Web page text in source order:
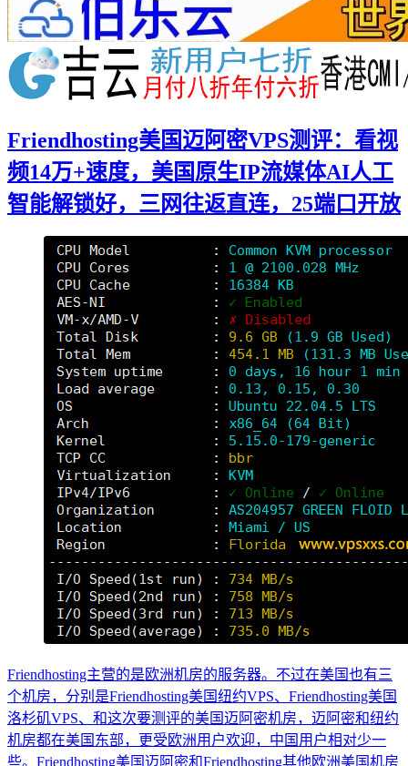
Friendhosting美国迈阿密VPS测评：看视
频14万+速度，美国原生IP流媒体AI人工
智能解锁好，三网往返直连，25端口开放
Friendhosting主营的是欧洲机房的服务器。不过在美国也有三
个机房，分别是Friendhosting美国纽约VPS、Friendhosting美国
洛杉矶VPS、和这次要测评的美国迈阿密机房，迈阿密和纽约
机房都在美国东部，更受欧洲用户欢迎，中国用户相对少一
些。Friendhosting美国迈阿密和Friendhosting其他欧洲美国机房